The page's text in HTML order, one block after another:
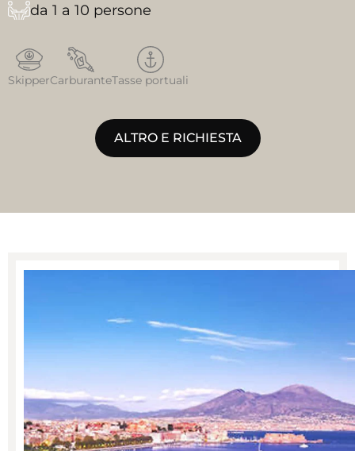
da 1 a 10 persone
SkipperCarburanteTasse portuali
ALTRO E RICHIESTA